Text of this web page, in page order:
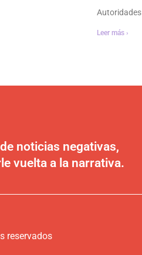
Leer más ›
noticias negativas,
vuelta a la narrativa.
reservados